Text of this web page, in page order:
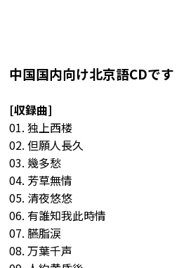
中国国内向け北京語CDです
[収録曲]
01. 独上西楼
02. 但願人長久
03. 幾多愁
04. 芳草無情
05. 清夜悠悠
06. 有誰知我此時情
07. 臙脂涙
08. 万葉千声